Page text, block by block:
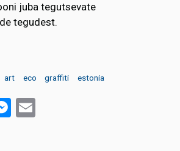
juba tegutsevate
tegudest.
art eco graffiti estonia
Messenger